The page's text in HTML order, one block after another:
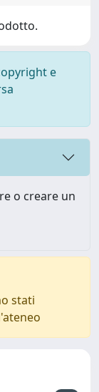
e
o creare un
stati